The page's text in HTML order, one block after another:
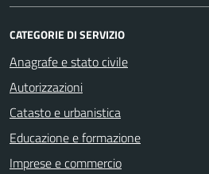
CATEGORIE DI SERVIZIO
Anagrafe e stato civile
Autorizzazioni
Catasto e urbanistica
Educazione e formazione
Imprese e commercio